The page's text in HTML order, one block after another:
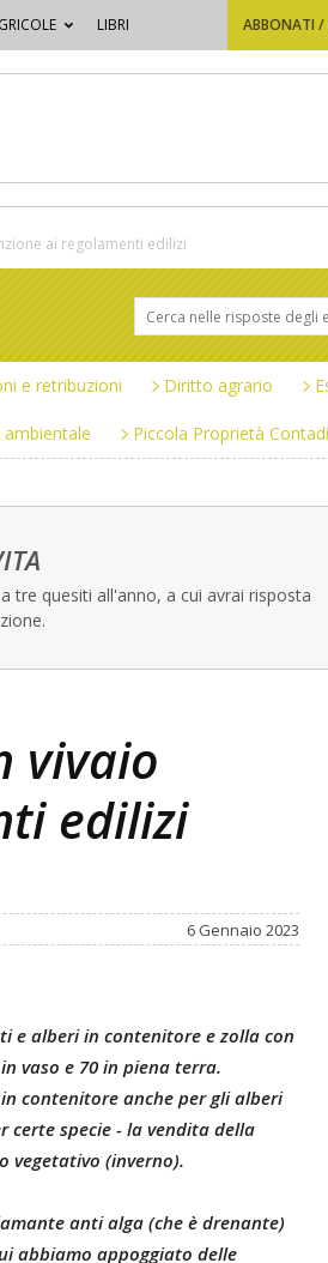
LIBRI ABBONATI /
ai regolamenti edilizi
e retribuzioni Diritto agrario
Piccola Proprietà
tre quesiti all'anno, a cui avrai risposta
vivaio
edilizi
6 Gennaio 2023
e alberiin contenitore e zolla con
vaso e 70 in piena terra.
contenitore anche per gli alberi
specie - la vendita della
vegetativo (inverno).
anti alga (che è drenante)
abbiamo appoggiato delle